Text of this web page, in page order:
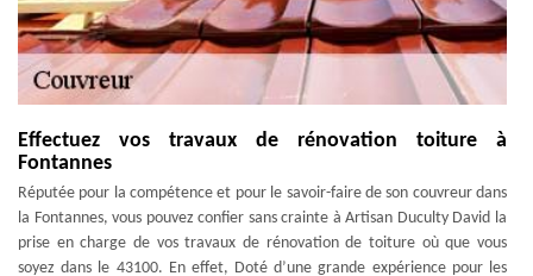
Effectuez vos travaux de rénovation toiture à
Fontannes
Réputée pour la compétence et pour le savoir-faire de son couvreur dans
la Fontannes, vous pouvez confier sans crainte à Artisan Duculty David la
prise en charge de vos travaux de rénovation de toiture où que vous
soyez dans le 43100. En effet, Doté d’une grande expérience pour les